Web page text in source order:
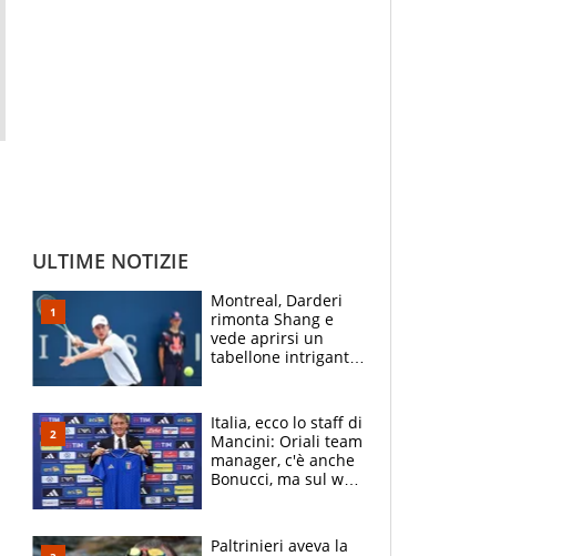
ULTIME NOTIZIE
Montreal, Darderi
rimonta Shang e
vede aprirsi un
tabellone intrigante:
felice del mio livello"
Italia, ecco lo staff di
Mancini: Oriali team
manager, c'è anche
Bonucci, ma sul web
Paltrinieri aveva la